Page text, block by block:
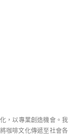
，以專業創造機會。我
咖啡文化傳遞至社會各